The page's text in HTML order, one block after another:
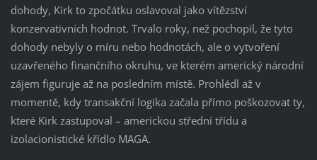
dohody, Kirk to zpočátku oslavoval jako vítězství
konzervativních hodnot. Trvalo roky, než pochopil, že tyto
dohody nebyly o míru nebo hodnotách, ale o vytvoření
uzavřeného finančního okruhu, ve kterém americký národní
zájem figuruje až na posledním místě. Prohlédl až v
momentě, kdy transakční logika začala přímo poškozovat ty,
které Kirk zastupoval – americkou střední třídu a
izolacionistické křídlo MAGA.